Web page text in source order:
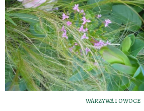
WARZYWA I OWOCE